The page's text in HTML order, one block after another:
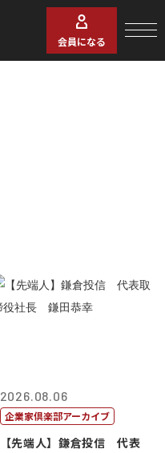
会員になる
2026.08.06
企業家倶楽部アーカイブ
【先端人】鎌倉投信 代表